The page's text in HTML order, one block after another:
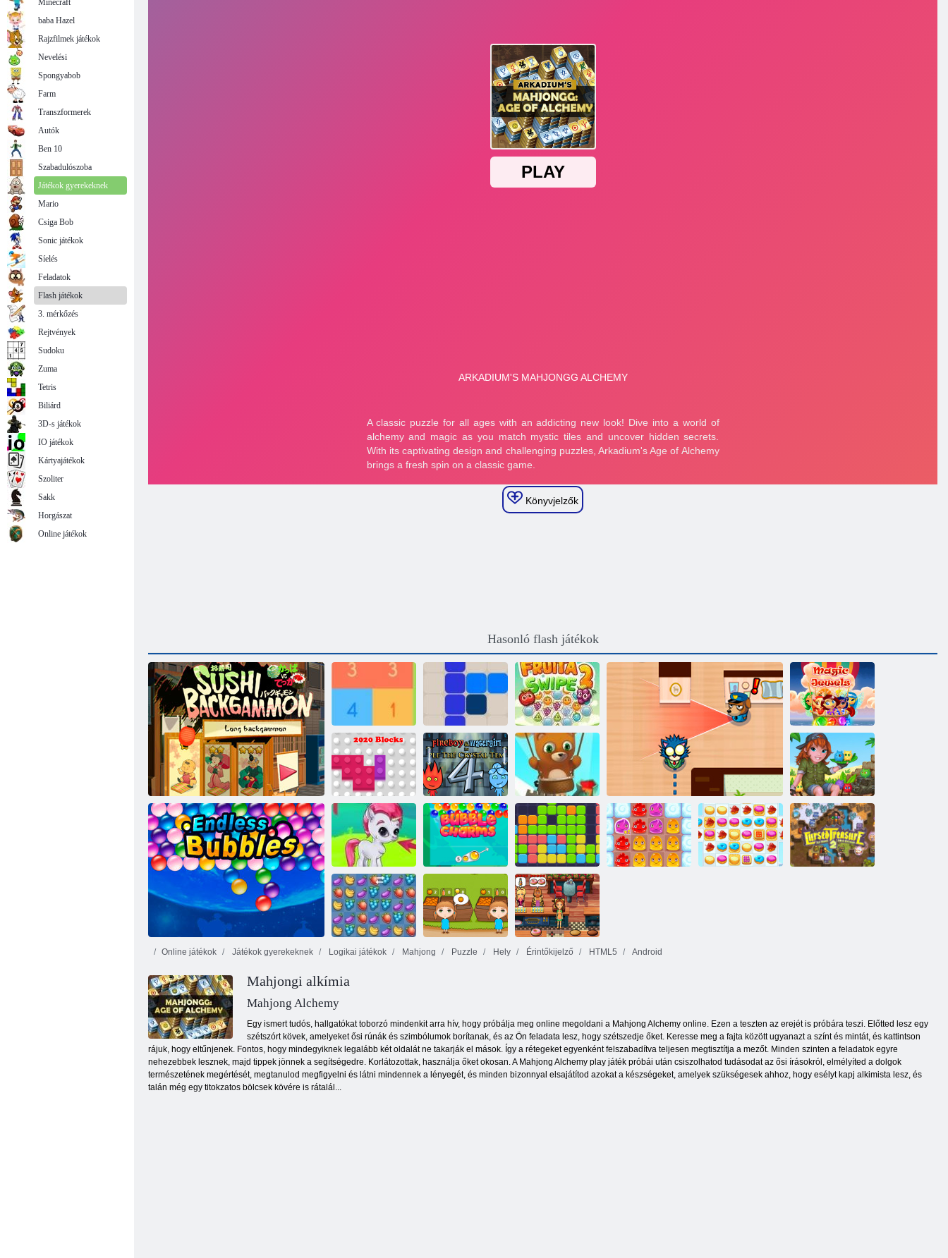
Könyvjelzők
Hasonló flash játékok
Sushi backgammon
Szerezzen 10 -et 1212! Fruha Swipe 2
Mágikus
ékszerek
2020 blokkok Tűz és Víz 4
Végtelen Bubbles
Bubble Shooter
Végtelen
Cirmos sziget
Buborék gémes Buborékbáj
Tizenegy
tizenegy
Fruya összetörés
Online játékok Játékok gyerekeknek Logikai játékok Mahjong Puzzle Hely Érintőkijelző HTML5 Android
Mahjongi alkímia
Mahjong Alchemy
Egy ismert tudós, hallgatókat toborzó mindenkit arra hív, hogy próbálja meg online megoldani a Mahjong Alchemy online. Ezen a teszten az erejét is próbára teszi. Előtted lesz egy
szétszórt kövek, amelyeket ősi rúnák és szimbólumok borítanak, és az Ön feladata lesz, hogy szétszedje őket. Keresse meg a fajta között ugyanazt a színt és mintát, és kattintson
rájuk, hogy eltűnjenek. Fontos, hogy mindegyiknek legalább két oldalát ne takarják el mások. Így a rétegeket egyenként felszabadítva teljesen megtisztítja a mezőt. Minden szinten a feladatok egyre
nehezebbek lesznek, majd tippek jönnek a segítségedre. Korlátozottak, használja őket okosan. A Mahjong Alchemy play játék próbái után csiszolhatod tudásodat az ősi írásokról, elmélyíted a dolgok
természetének megértését, megtanulod megfigyelni és látni mindennek a lényegét, és minden bizonnyal elsajátítod azokat a készségeket, amelyek szükségesek ahhoz, hogy esélyt kapj alkimista lesz, és
talán még egy titokzatos bölcsek kövére is rátalál...
Minecraft
baba Hazel
Rajzfilmek játékok
Nevelési
Spongyabob
Farm
Transzformerek
Autók
Ben 10
Szabadulószoba
Játékok gyerekeknek
Mario
Csiga Bob
Sonic játékok
Síelés
Feladatok
Flash játékok
3. mérkőzés
Rejtvények
Sudoku
Zuma
Tetris
Biliárd
3D-s játékok
IO játékok
Kártyajátékok
Szoliter
Sakk
Horgászat
Online játékok